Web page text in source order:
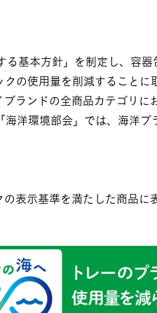
基本方針」を制定し、容
の使用量を削減することに
ランドの全商品カテゴリ
洋環境部会」では、海洋
表示基準を満たした商品